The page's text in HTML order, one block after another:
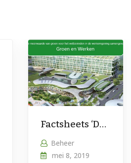
Factsheets ‘De Groene Stad’ over voordelen van groen
Beheer
mei 8, 2019